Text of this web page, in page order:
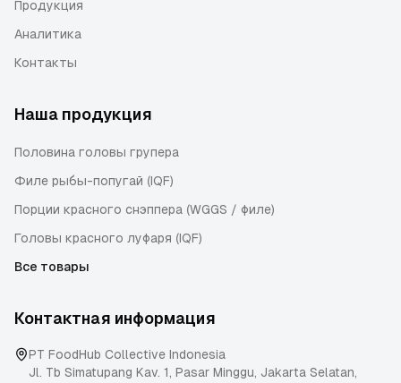
Продукция
Аналитика
Контакты
Наша продукция
Половина головы групера
Филе рыбы-попугай (IQF)
Порции красного снэппера (WGGS / филе)
Головы красного луфаря (IQF)
Все товары
Контактная информация
PT FoodHub Collective Indonesia
Jl. Tb Simatupang Kav. 1, Pasar Minggu, Jakarta Selatan,